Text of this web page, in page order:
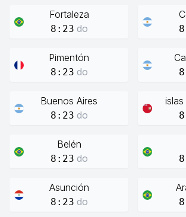
Fortaleza
8:23 do
Pimentón
8:23 do
Buenos Aires
8:23 do
Belén
8:23 do
Asunción
8:23 do